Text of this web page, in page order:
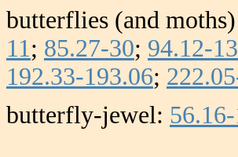
butterflies (and moths)
11; 85.27-30; 94.12-13
192.33-193.06;
butterfly-jewel: